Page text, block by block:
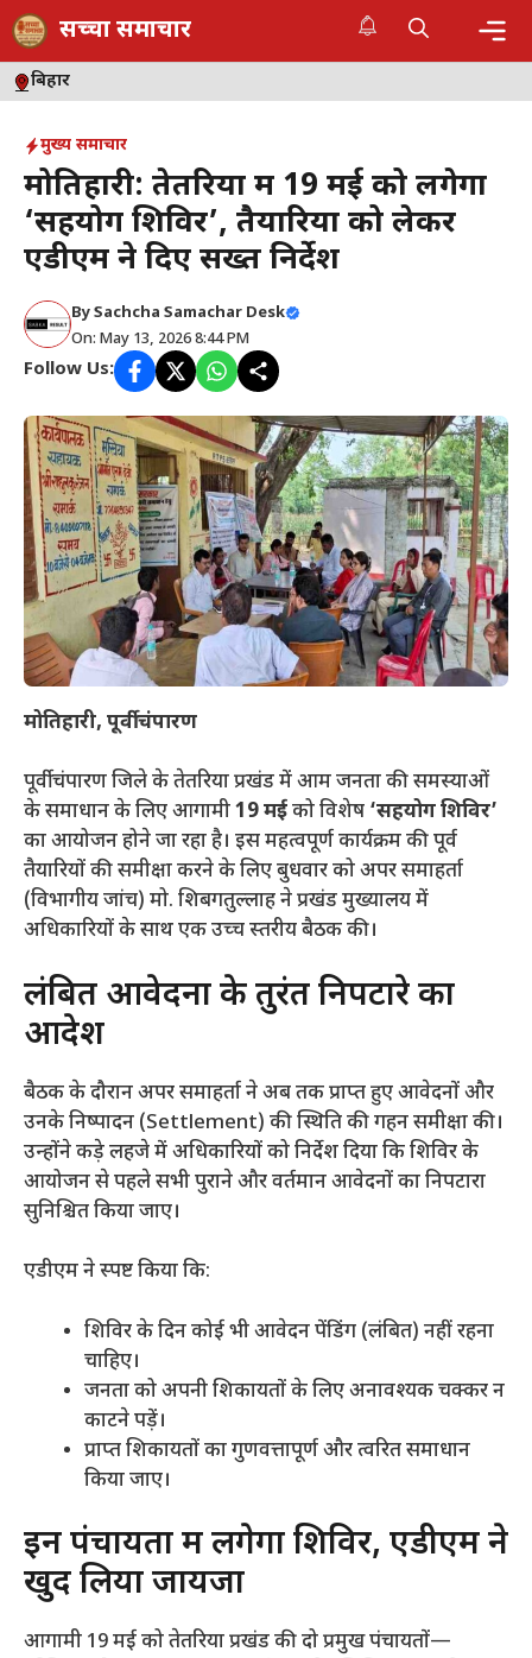
Skip
to
content
सच्चा समाचार
बिहार
मुख्य समाचार
मोतिहारी: तेतरिया में 19 मई को लगेगा
‘सहयोग शिविर’, तैयारियों को लेकर
एडीएम ने दिए सख्त निर्देश
BySachcha Samachar Desk
On: May 13, 2026 8:44 PM
Follow Us:
मोतिहारी, पूर्वी चंपारण
पूर्वी चंपारण जिले के तेतरिया प्रखंड में आम जनता की समस्याओं
के समाधान के लिए आगामी19 मईको विशेष ‘सहयोग शिविर’
का आयोजन होने जा रहा है। इस महत्वपूर्ण कार्यक्रम की पूर्व
तैयारियों की समीक्षा करने के लिए बुधवार को अपर समाहर्ता
(विभागीय जांच) मो. शिबगतुल्लाह ने प्रखंड मुख्यालय में
अधिकारियों के साथ एक उच्च स्तरीय बैठक की।
​लंबित आवेदनों के तुरंत निपटारे का
आदेश
​बैठक के दौरान अपर समाहर्ता ने अब तक प्राप्त हुए आवेदनों और
उनके निष्पादन (Settlement) की स्थिति की गहन समीक्षा की।
उन्होंने कड़े लहजे में अधिकारियों को निर्देश दिया कि शिविर के
आयोजन से पहले सभी पुराने और वर्तमान आवेदनों का निपटारा
सुनिश्चित किया जाए।
​एडीएम ने स्पष्ट किया कि:
​शिविर के दिन कोई भी आवेदन पेंडिंग (लंबित) नहीं रहना
चाहिए।
​जनता को अपनी शिकायतों के लिए अनावश्यक चक्कर न
काटने पड़ें।
​प्राप्त शिकायतों का गुणवत्तापूर्ण और त्वरित समाधान
किया जाए।
​इन पंचायतों में लगेगा शिविर, एडीएम ने
खुद लिया जायजा
​आगामी 19 मई को तेतरिया प्रखंड की दो प्रमुख पंचायतों—